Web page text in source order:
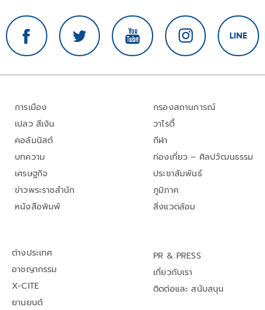
การเมือง
เปลว สีเงิน
คอลัมนิสต์
บทความ
เศรษฐกิจ
ข่าวพระราชสำนัก
หนังสือพิมพ์
กรองสถานการณ์
วาไรตี้
กีฬา
ท่องเที่ยว – ศิลปวัฒนธรรม
ประชาสัมพันธ์
ภูมิภาค
สิ่งแวดล้อม
ต่างประเทศ
อาชญากรรม
X-CITE
ยานยนต์
PR & PRESS
เกี่ยวกับเรา
ติดต่อและ สนับสนุน